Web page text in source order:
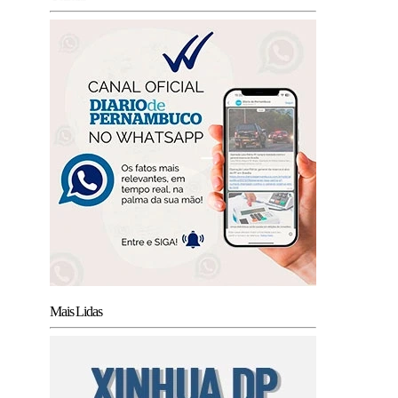
Mais Lidas